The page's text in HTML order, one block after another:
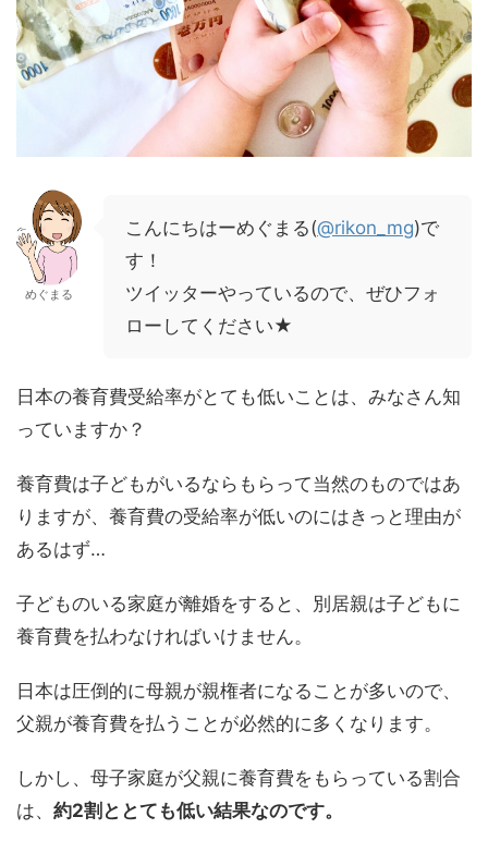
めぐまる
こんにちはーめぐまる(@rikon_mg)で
す！
ツイッターやっているので、ぜひフォ
ローしてください★
日本の養育費受給率がとても低いことは、みなさん知
っていますか？
養育費は子どもがいるならもらって当然のものではあ
りますが、養育費の受給率が低いのにはきっと理由が
あるはず…
子どものいる家庭が離婚をすると、別居親は子どもに
養育費を払わなければいけません。
日本は圧倒的に母親が親権者になることが多いので、
父親が養育費を払うことが必然的に多くなります。
しかし、母子家庭が父親に養育費をもらっている割合
は、 約2割ととても低い結果なのです。